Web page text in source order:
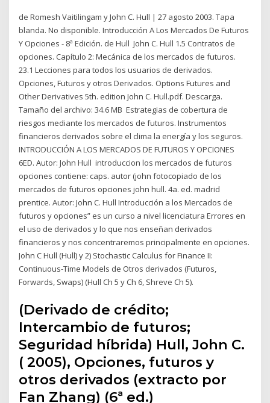
de Romesh Vaitilingam y John C. Hull | 27 agosto 2003. Tapa
blanda. No disponible. Introducción A Los Mercados De Futuros
Y Opciones - 8ª Edición. de Hull John C. Hull 1.5 Contratos de
opciones. Capítulo 2: Mecánica de los mercados de futuros.
23.1 Lecciones para todos los usuarios de derivados.
Opciones, Futuros y otros Derivados. Options Futures and
Other Derivatives 5th. edition John C. Hull.pdf. Descarga.
Tamaño del archivo: 34.6 MB Estrategias de cobertura de
riesgos mediante los mercados de futuros. Instrumentos
financieros derivados sobre el clima la energía y los seguros.
INTRODUCCIÓN A LOS MERCADOS DE FUTUROS Y OPCIONES
6ED. Autor: John Hull introduccion los mercados de futuros
opciones contiene: caps. autor (john fotocopiado de los
mercados de futuros opciones john hull. 4a. ed. madrid
prentice. Autor: John C. Hull Introducción a los Mercados de
futuros y opciones” es un curso a nivel licenciatura Errores en
el uso de derivados y lo que nos enseñan derivados
financieros y nos concentraremos principalmente en opciones.
John C Hull (Hull) y 2) Stochastic Calculus for Finance II:
Continuous-Time Models de Otros derivados (Futuros,
Forwards, Swaps) (Hull Ch 5 y Ch 6, Shreve Ch 5).
(Derivado de crédito;
Intercambio de futuros;
Seguridad híbrida) Hull, John C.
( 2005), Opciones, futuros y
otros derivados (extracto por
Fan Zhang) (6ª ed.)